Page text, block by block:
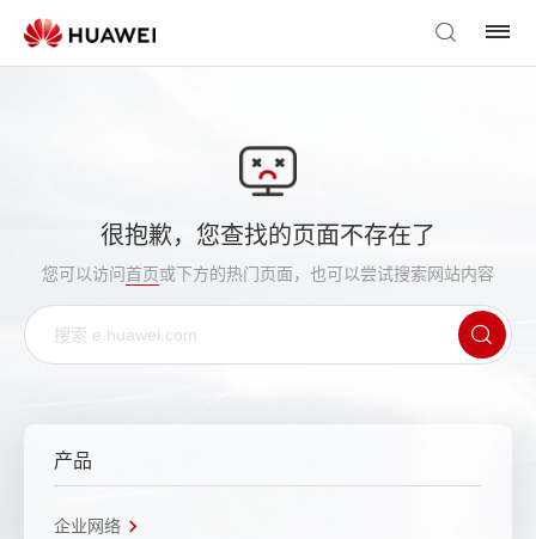
很抱歉，您查找的页面不存在了
您可以访问首页或下方的热门页面，也可以尝试搜索网站内容
产品
企业网络